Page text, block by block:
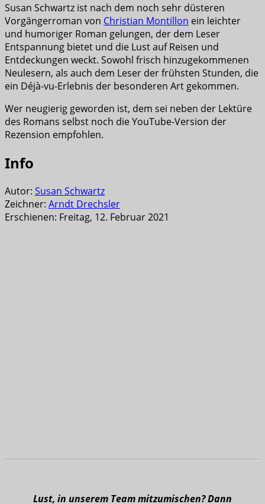
Susan Schwartz ist nach dem noch sehr düsteren
Vorgängerroman von Christian Montillon ein leichter
und humoriger Roman gelungen, der dem Leser
Entspannung bietet und die Lust auf Reisen und
Entdeckungen weckt. Sowohl frisch hinzugekommenen
Neulesern, als auch dem Leser der frühsten Stunden, die
ein Déjà-vu-Erlebnis der besonderen Art gekommen.
Wer neugierig geworden ist, dem sei neben der Lektüre
des Romans selbst noch die YouTube-Version der
Rezension empfohlen.
Info
Autor: Susan Schwartz
Zeichner: Arndt Drechsler
Erschienen: Freitag, 12. Februar 2021
Lust, in unserem Team mitzumischen? Dann